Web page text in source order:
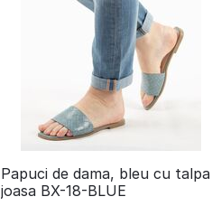
​Papuci de dama, bleu cu talpa
joasa BX-18-BLUE